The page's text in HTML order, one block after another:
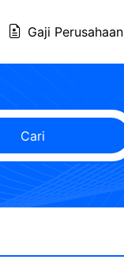
Gaji Perusahaan
Cari